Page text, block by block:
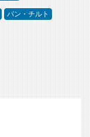
パン・チルト